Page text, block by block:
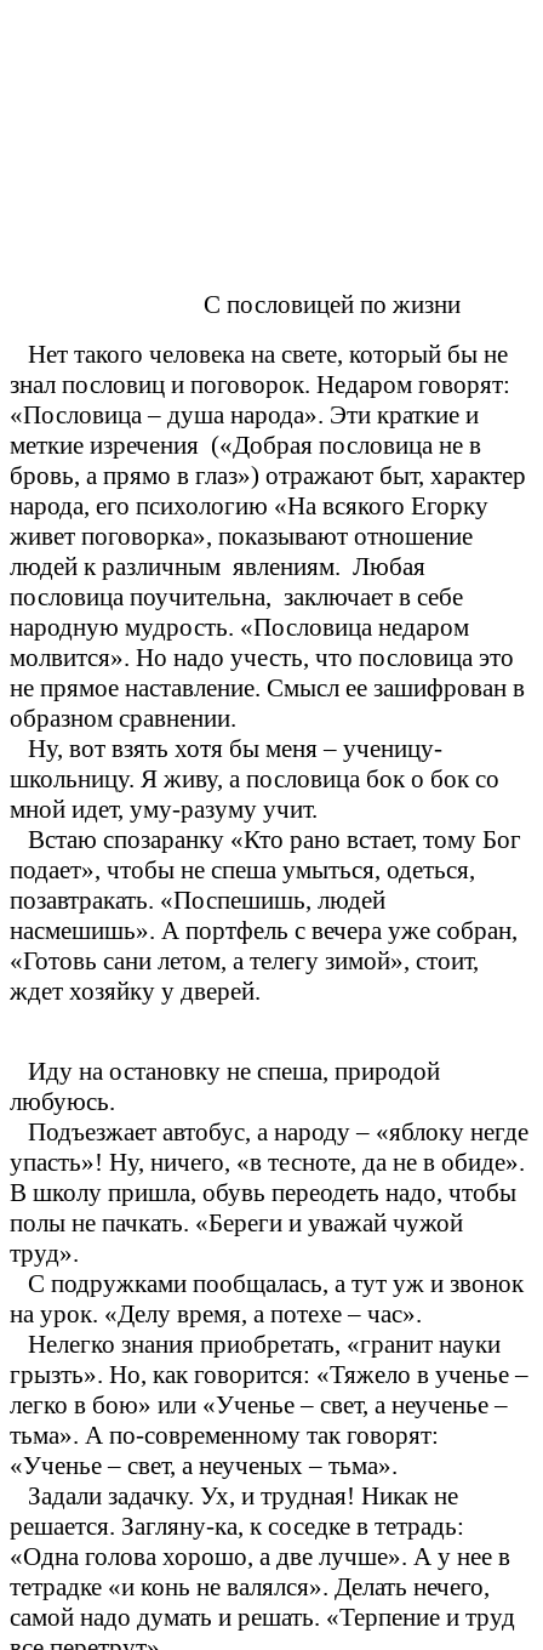
С пословицей по жизни
Нет такого человека на свете, который бы не
знал пословиц и поговорок. Недаром говорят:
«Пословица – душа народа». Эти краткие и
меткие изречения («Добрая пословица не в
бровь, а прямо в глаз») отражают быт, характер
народа, его психологию «На всякого Егорку
живет поговорка», показывают отношение
людей к различным явлениям. Любая
пословица поучительна, заключает в себе
народную мудрость. «Пословица недаром
молвится». Но надо учесть, что пословица это
не прямое наставление. Смысл ее зашифрован в
образном сравнении.
Ну, вот взять хотя бы меня – ученицу-
школьницу. Я живу, а пословица бок о бок со
мной идет, уму-разуму учит.
Встаю спозаранку «Кто рано встает, тому Бог
подает», чтобы не спеша умыться, одеться,
позавтракать. «Поспешишь, людей
насмешишь». А портфель с вечера уже собран,
«Готовь сани летом, а телегу зимой», стоит,
ждет хозяйку у дверей.
Иду на остановку не спеша, природой
любуюсь.
Подъезжает автобус, а народу – «яблоку негде
упасть»! Ну, ничего, «в тесноте, да не в обиде».
В школу пришла, обувь переодеть надо, чтобы
полы не пачкать. «Береги и уважай чужой
труд».
С подружками пообщалась, а тут уж и звонок
на урок. «Делу время, а потехе – час».
Нелегко знания приобретать, «гранит науки
грызть». Но, как говорится: «Тяжело в ученье –
легко в бою» или «Ученье – свет, а неученье –
тьма». А по-современному так говорят:
«Ученье – свет, а неученых – тьма».
Задали задачку. Ух, и трудная! Никак не
решается. Загляну-ка, к соседке в тетрадь:
«Одна голова хорошо, а две лучше». А у нее в
тетрадке «и конь не валялся». Делать нечего,
самой надо думать и решать. «Терпение и труд